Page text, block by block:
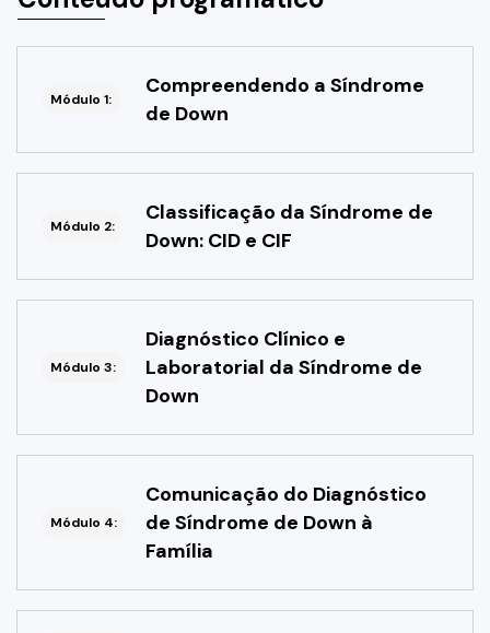
Módulo 1:
Compreendendo a Síndrome
de Down
Módulo 2:
Classificação da Síndrome de
Down: CID e CIF
Módulo 3:
Diagnóstico Clínico e
Laboratorial da Síndrome de
Down
Módulo 4:
Comunicação do Diagnóstico
de Síndrome de Down à
Família